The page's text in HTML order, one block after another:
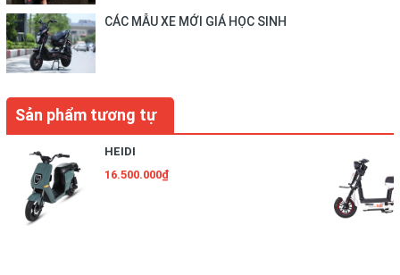
CÁC MẪU XE MỚI GIÁ HỌC SINH
Sản phẩm tương tự
HEIDI
16.500.000₫